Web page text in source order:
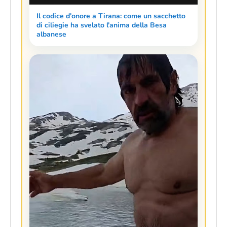
Il codice d'onore a Tirana: come un sacchetto
di ciliegie ha svelato l'anima della Besa
albanese